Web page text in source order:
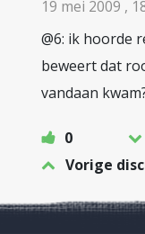
19 mei 2009 ,
@6: ik hoorde
beweert dat
vandaan
0
Vorige